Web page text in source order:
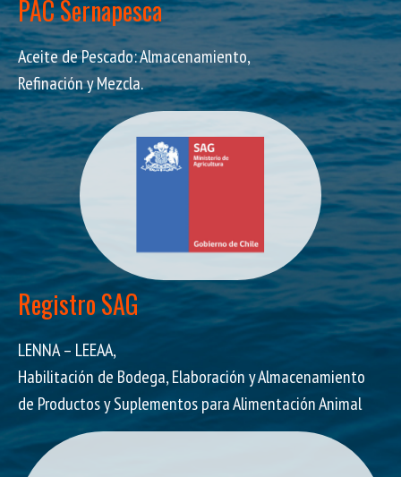
PAC Sernapesca
Aceite de Pescado: Almacenamiento,
Refinación y Mezcla.
Registro SAG
LENNA – LEEAA,
Habilitación de Bodega, Elaboración y Almacenamiento
de Productos y Suplementos para Alimentación Animal